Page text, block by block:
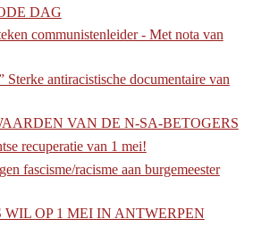
DAG
communistenleider - Met nota van
Sterke antiracistische documentaire van
VAN DE N-SA-BETOGERS
recuperatie van 1 mei!
fascisme/racisme aan burgemeester
OP 1 MEI IN ANTWERPEN